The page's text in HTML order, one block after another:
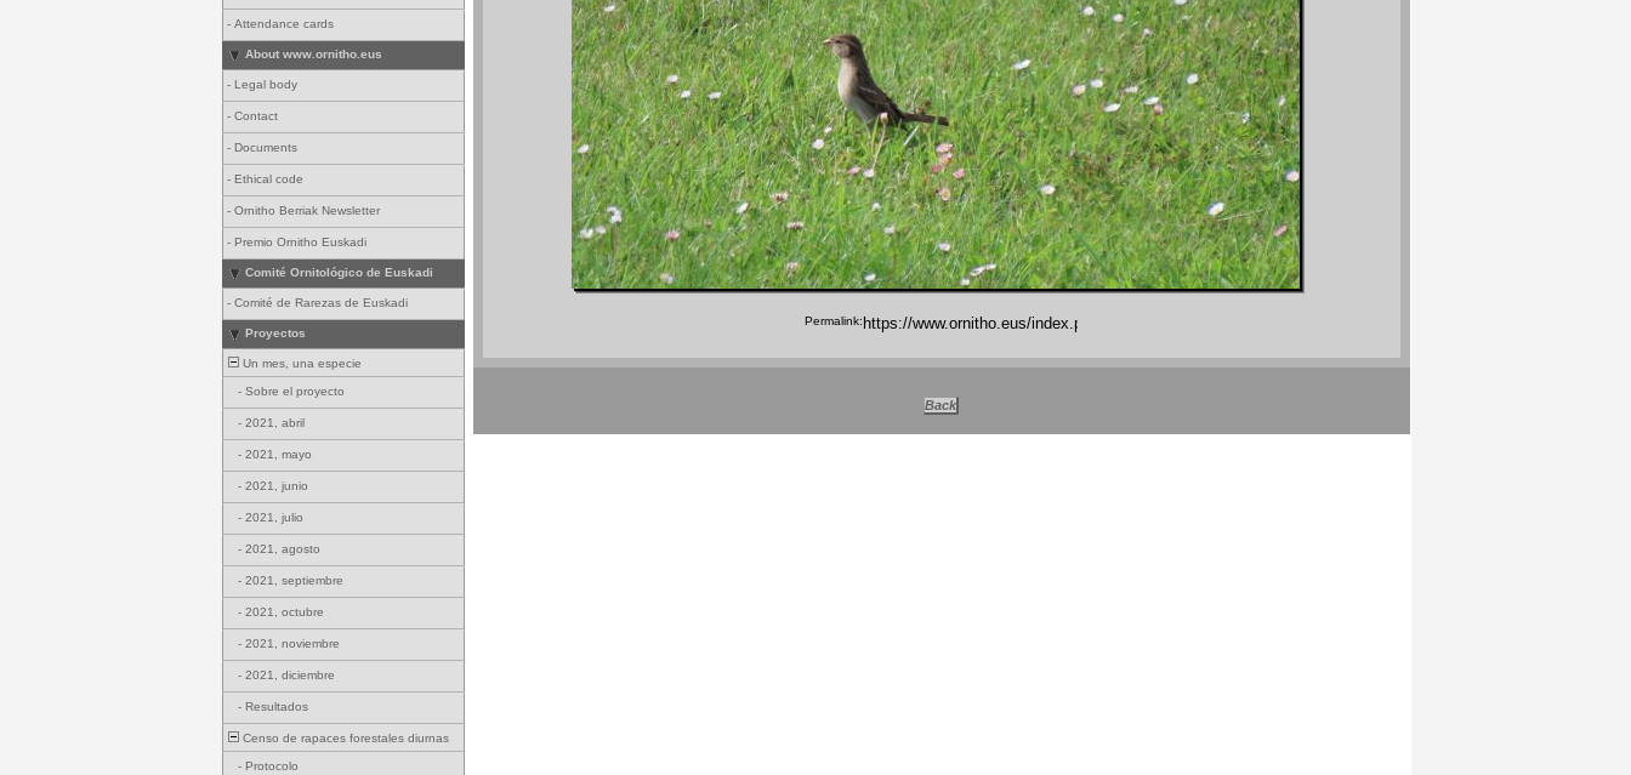
- Attendance cards
About www.ornitho.eus
- Legal body
- Contact
- Documents
- Ethical code
- Ornitho Berriak Newsletter
- Premio Ornitho Euskadi
Comité Ornitológico de Euskadi
- Comité de Rarezas de Euskadi
Proyectos
Un mes, una especie
- Sobre el proyecto
- 2021, abril
- 2021, mayo
- 2021, junio
- 2021, julio
- 2021, agosto
- 2021, septiembre
- 2021, octubre
- 2021, noviembre
- 2021, diciembre
- Resultados
Censo de rapaces forestales diurnas
- Protocolo
Permalink: